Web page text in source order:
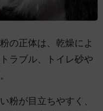
の正体は、乾燥によ
ラブル、トイレ砂や
粉が目立ちやすく、